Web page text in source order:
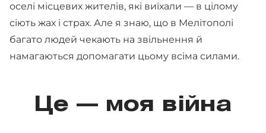
оселі місцевих жителів, які виїхали — в цілому
сіють жах і страх. Але я знаю, що в Мелітополі
багато людей чекають на звільнення й
намагаються допомагати цьому всіма силами.
Це — моя війна